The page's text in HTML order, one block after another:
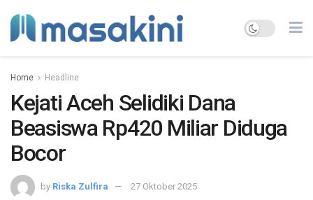
Home Headline
Kejati Aceh Selidiki Dana
Beasiswa Rp420 Miliar Diduga
Bocor
by Riska Zulfira 27 Oktober 2025